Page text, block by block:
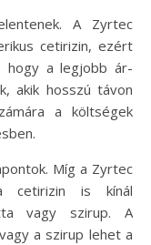
A Zyrtec
cetirizin, ezért
hogy a legjobb ár-
akik hosszú távon
a költségek
Míg a Zyrtec
cetirizin is kínál
vagy szirup. A
a szirup lehet a